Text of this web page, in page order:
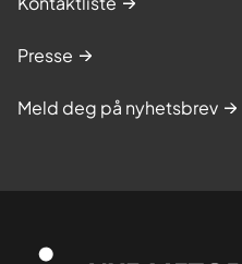
Presse
Meld deg på nyhetsbrev